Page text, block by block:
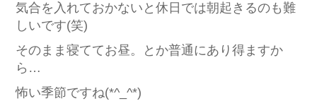
気合を入れておかないと休日では朝起きるのも難
しいです(笑)
そのまま寝ててお昼。とか普通にあり得ますか
ら…
怖い季節ですね(*^_^*)